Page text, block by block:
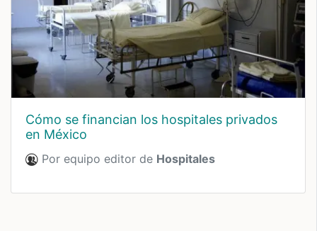
Cómo se financian los hospitales privados
en México
Por equipo editor de Hospitales